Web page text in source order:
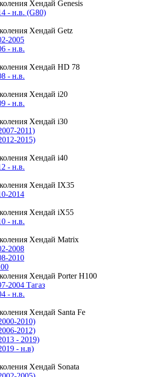
Хендай Genesis
- н.в. (G80)
Хендай Getz
2005
- н.в.
Хендай HD 78
- н.в.
Хендай i20
- н.в.
Хендай i30
2011)
2015)
Хендай i40
- н.в.
Хендай IX35
2014
Хендай iX55
- н.в.
Хендай Matrix
2008
2010
Хендай Porter H100
2004 Тагаз
- н.в.
Хендай Santa Fe
2010)
2012)
- 2019)
- н.в)
Хендай Sonata